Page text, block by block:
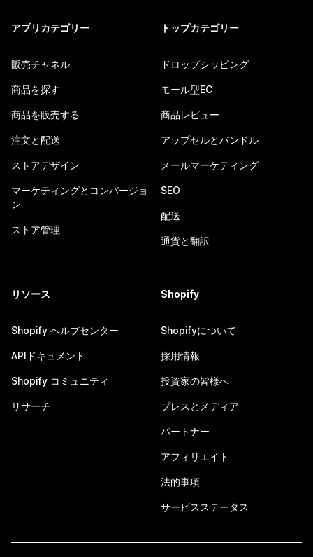
アプリカテゴリー
販売チャネル
商品を探す
商品を販売する
注文と配送
ストアデザイン
マーケティングとコンバージョ
ン
ストア管理
トップカテゴリー
ドロップシッピング
モール型EC
商品レビュー
アップセルとバンドル
メールマーケティング
SEO
配送
通貨と翻訳
リソース
Shopify ヘルプセンター
APIドキュメント
Shopify コミュニティ
リサーチ
Shopify
Shopifyについて
採用情報
投資家の皆様へ
プレスとメディア
パートナー
アフィリエイト
法的事項
サービスステータス